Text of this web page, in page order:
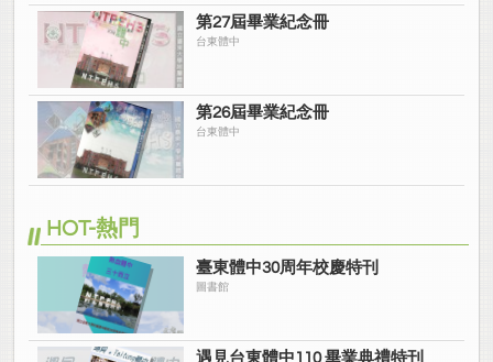
第27屆畢業紀念冊
台東體中
第26屆畢業紀念冊
台東體中
HOT-熱門
臺東體中30周年校慶特刊
圖書館
遇見台東體中110 畢業典禮特刊